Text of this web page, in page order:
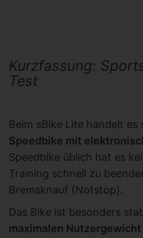
Kurzfassung:
Test
Beim sBike Lite handelt es
Speedbike mit
Speedbike üblich hat es
Training schnell zu
Bremsknauf (Notstop).
Das Bike ist besonders
maximalen Nutzergewicht